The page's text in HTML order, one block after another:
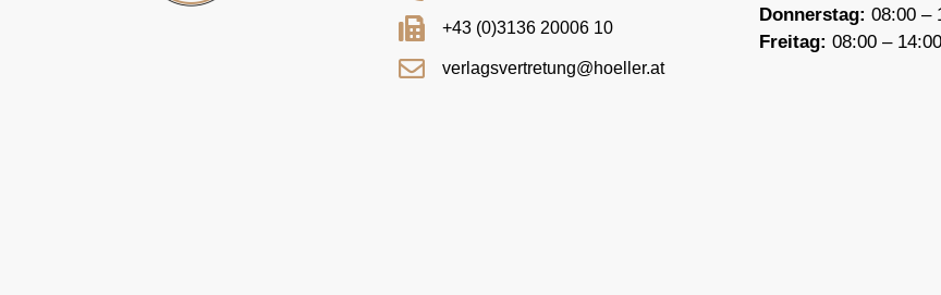
+43 (0)3136 20006 10
verlagsvertretung@hoeller.at
Donnerstag: 08:00 –
Freitag: 08:00 –